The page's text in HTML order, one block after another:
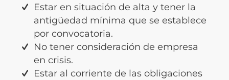
Estar en situación de alta y tener la
antigüedad mínima que se establece
por convocatoria.
No tener consideración de empresa
en crisis.
Estar al corriente de las obligaciones